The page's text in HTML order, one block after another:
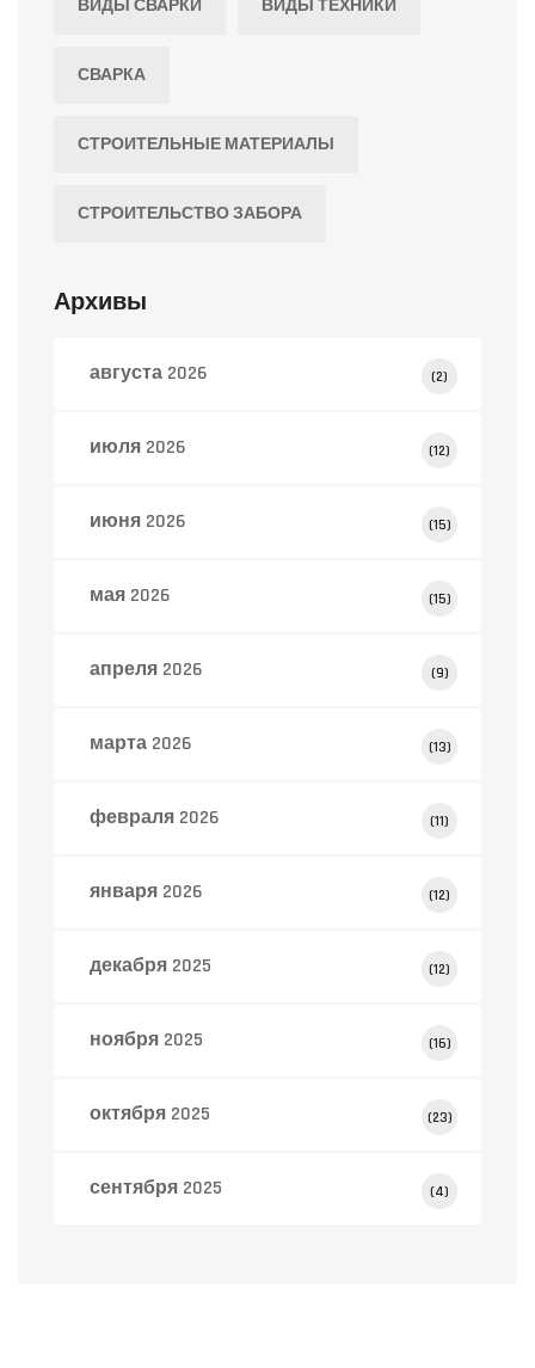
ВИДЫ СВАРКИ ВИДЫ ТЕХНИКИ
СВАРКА
СТРОИТЕЛЬНЫЕ МАТЕРИАЛЫ
СТРОИТЕЛЬСТВО ЗАБОРА
Архивы
августа 2026 (2)
июля 2026 (12)
июня 2026 (15)
мая 2026 (15)
апреля 2026 (9)
марта 2026 (13)
февраля 2026 (11)
января 2026 (12)
декабря 2025 (12)
ноября 2025 (16)
октября 2025 (23)
сентября 2025 (4)